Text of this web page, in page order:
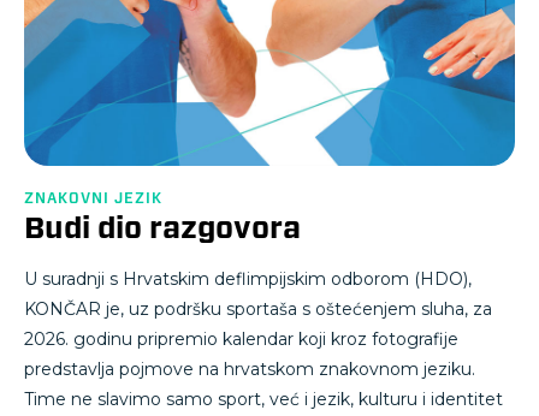
ZNAKOVNI JEZIK
Budi dio razgovora
U suradnji s Hrvatskim deflimpijskim odborom (HDO),
KONČAR je, uz podršku sportaša s oštećenjem sluha, za
2026. godinu pripremio kalendar koji kroz fotografije
predstavlja pojmove na hrvatskom znakovnom jeziku.
Time ne slavimo samo sport, već i jezik, kulturu i identitet